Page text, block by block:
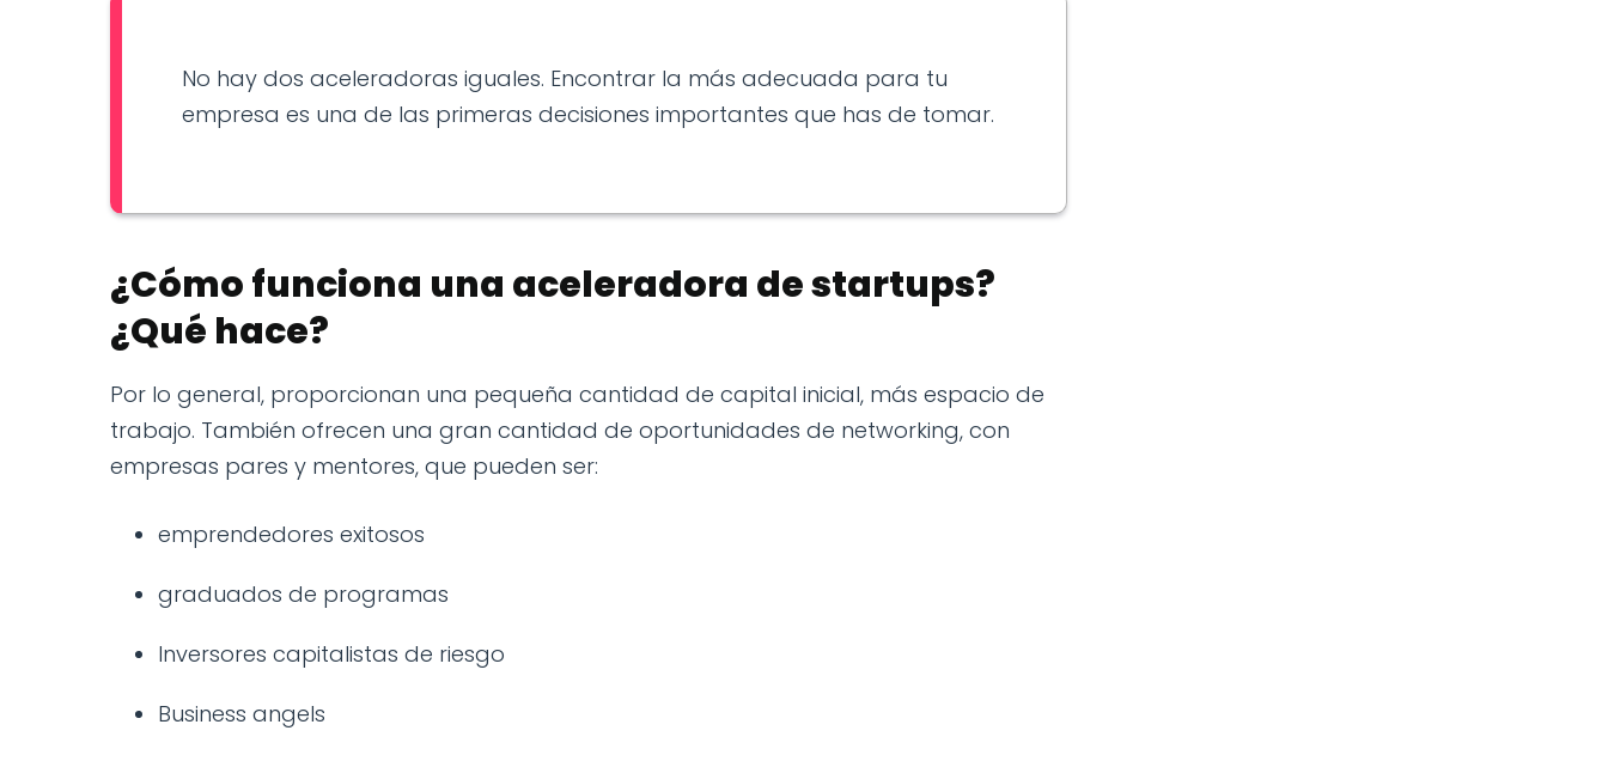
No hay dos aceleradoras iguales. Encontrar la más adecuada para tu
empresa es una de las primeras decisiones importantes que has de tomar.
¿Cómo funciona una aceleradora de startups?
¿Qué hace?
Por lo general, proporcionan una pequeña cantidad de capital inicial, más espacio de
trabajo. También ofrecen una gran cantidad de oportunidades de networking, con
empresas pares y mentores, que pueden ser:
emprendedores exitosos
graduados de programas
Inversores capitalistas de riesgo
Business angels